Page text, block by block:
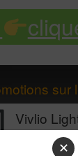
sur
Vivlio
HOUSSE
✕